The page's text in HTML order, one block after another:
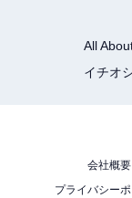
中核駅から徒歩
ンしました。
【おすすめ記事
All
イチオ
会社概要
プライバシー